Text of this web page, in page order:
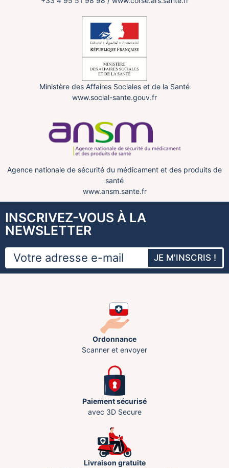
Ministère des Affaires Sociales et de la Santé
www.social-sante.gouv.fr
Agence nationale de sécurité du médicament et des produits de
santé
www.ansm.sante.fr
INSCRIVEZ-VOUS À LA
NEWSLETTER
JE M'INSCRIS !
Ordonnance
Scanner et envoyer
Paiement sécurisé
avec 3D Secure
Livraison gratuite